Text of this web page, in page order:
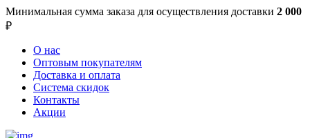
Минимальная сумма заказа для осуществления доставки 2 000
₽
О нас
Оптовым покупателям
Доставка и оплата
Система скидок
Контакты
Акции